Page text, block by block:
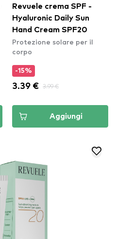
Revuele crema SPF -
Hyaluronic Daily Sun
Hand Cream SPF20
Protezione solare per il
corpo
-15%
3.39 € 3.99 €
Aggiungi